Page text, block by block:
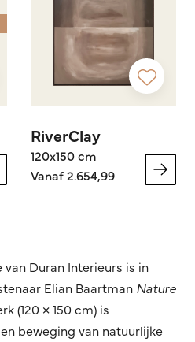
RiverClay
120x150 cm
Vanaf 2.654,99
Duran Interieurs is in
Elian Baartman Nature
(120 × 150 cm) is
beweging van natuurlijke